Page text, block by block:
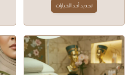
تحديد أحد الخيارات